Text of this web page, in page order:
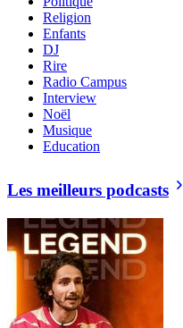
Religion
Enfants
DJ
Rire
Radio Campus
Interview
Noël
Musique
Education
Les meilleurs podcasts